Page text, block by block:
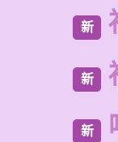
新
新
新